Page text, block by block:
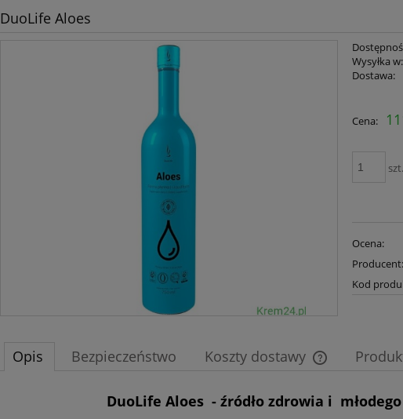
DuoLife Aloes
Wysyłka w:
Dostawa:
Cena:
szt.
Ocena:
Producent:
Kod
Opis Bezpieczeństwo Koszty dostawy
Cena nie
DuoLife Aloes - źródło zdrowia i